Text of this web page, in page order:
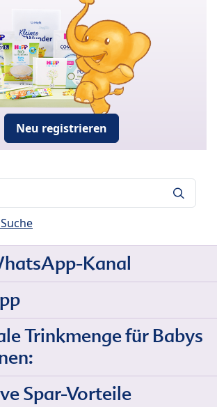
Neu registrieren
Kanal
Trinkmenge für Babys
Spar-Vorteile